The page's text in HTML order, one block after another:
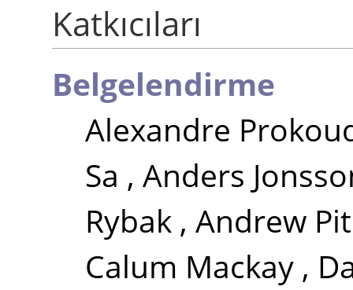
Katkıcıları
Belgelendirme
Alexandre
Sa , Anders
Rybak , Andrew
Calum Mackay ,